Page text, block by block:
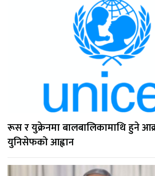
रूस र युक्रेनमा बालबालिकामाथि हुने
युनिसेफको आह्वान